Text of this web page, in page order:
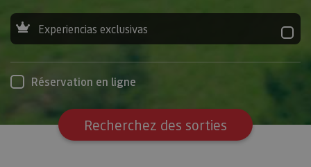
Experiencias exclusivas
Réservation en ligne
Recherchez des sorties